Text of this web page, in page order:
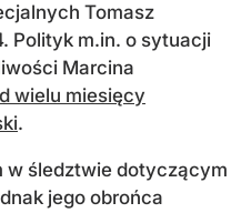
Tomasz
Polityk m.in. o sytuacji
Marcina
wielu miesięcy
.
w śledztwie dotyczącym
jego obrońca